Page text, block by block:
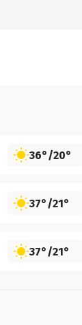
36°/20°
37°/21°
37°/21°